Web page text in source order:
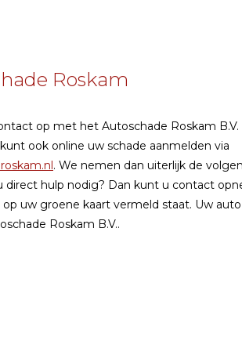
Roskam
op met het Autoschade Roskam B.V.
ook online uw schade aanmelden via
. We nemen dan uiterlijk de
direct hulp nodig? Dan kunt u contact
uw groene kaart vermeld staat. Uw
Roskam B.V..